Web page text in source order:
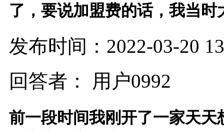
了，要说加盟费的话，我当
发布时间：2022-03-20
回答者： 用户0992
前一段时间我刚开了一家天